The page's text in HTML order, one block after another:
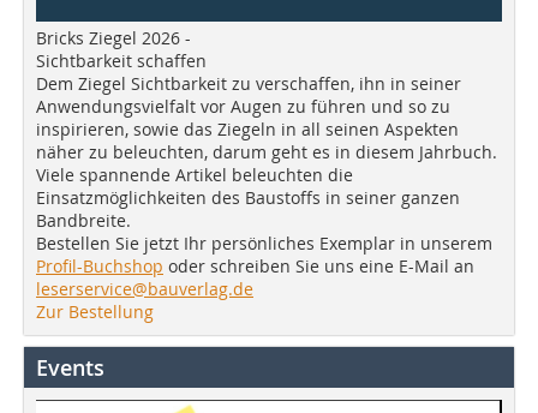
Bricks Ziegel 2026 -
Sichtbarkeit schaffen
Dem Ziegel Sichtbarkeit zu verschaffen, ihn in seiner
Anwendungsvielfalt vor Augen zu führen und so zu
inspirieren, sowie das Ziegeln in all seinen Aspekten
näher zu beleuchten, darum geht es in diesem Jahrbuch.
Viele spannende Artikel beleuchten die
Einsatzmöglichkeiten des Baustoffs in seiner ganzen
Bandbreite.
Bestellen Sie jetzt Ihr persönliches Exemplar in unserem
Profil-Buchshop oder schreiben Sie uns eine E-Mail an
leserservice@bauverlag.de
Zur Bestellung
Events